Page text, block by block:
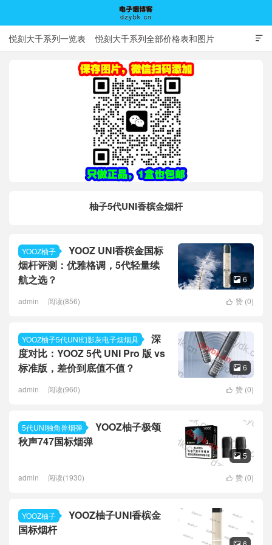
电子烟博客

悦刻大千系列一览表 悦刻大千系列全部价格表和图片
柚子5代UNI香槟金烟杆
YOOZ柚子
YOOZ UNI香槟金国标
烟杆评测：优雅格调，5代轻量续
航之选？
 6
 赞 (0)
admin 阅读(856)
YOOZ柚子5代UNI幻影灰电子烟烟具
深
度对比：YOOZ 5代 UNI Pro 版 vs
标准版，差价到底值不值？
 6
 赞 (0)
admin 阅读(960)
5代UNI独角兽烟弹
YOOZ柚子极颂
秋声747国标烟弹
 5
 赞 (0)
admin 阅读(1930)
YOOZ柚子
YOOZ柚子UNI香槟金
国标烟杆